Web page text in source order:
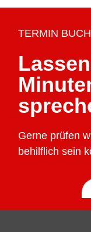
TERMIN
Gerne prüfen
behilflich sein